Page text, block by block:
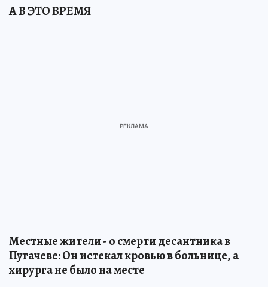
А В ЭТО ВРЕМЯ
Местные жители - о смерти десантника в
Пугачеве: Он истекал кровью в больнице, а
хирурга не было на месте